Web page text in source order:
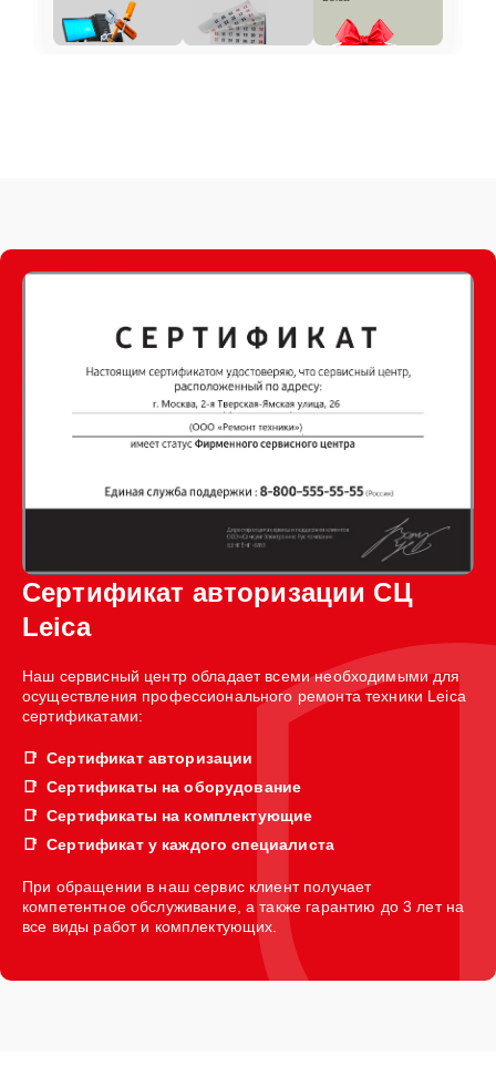
Сертификат авторизации СЦ
Leica
Наш сервисный центр обладает всеми необходимыми для
осуществления профессионального ремонта техники Leica
сертификатами:
Сертификат авторизации
Сертификаты на оборудование
Сертификаты на комплектующие
Сертификат у каждого специалиста
При обращении в наш сервис клиент получает
компетентное обслуживание, а также гарантию до 3 лет на
все виды работ и комплектующих.